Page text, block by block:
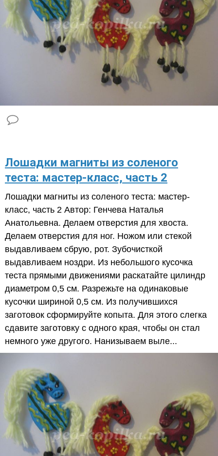
​Лошадки магниты из соленого
теста: мастер-класс, часть 2
Лошадки магниты из соленого теста: мастер-
класс, часть 2 Автор: Генчева Наталья
Анатольевна. Делаем отверстия для хвоста.
Делаем отверстия для ног. Ножом или стекой
выдавливаем сбрую, рот. Зубочисткой
выдавливаем ноздри. Из небольшого кусочка
теста прямыми движениями раскатайте цилиндр
диаметром 0,5 см. Разрежьте на одинаковые
кусочки шириной 0,5 см. Из получившихся
заготовок сформируйте копыта. Для этого слегка
сдавите заготовку с одного края, чтобы он стал
немного уже другого. Нанизываем выле...